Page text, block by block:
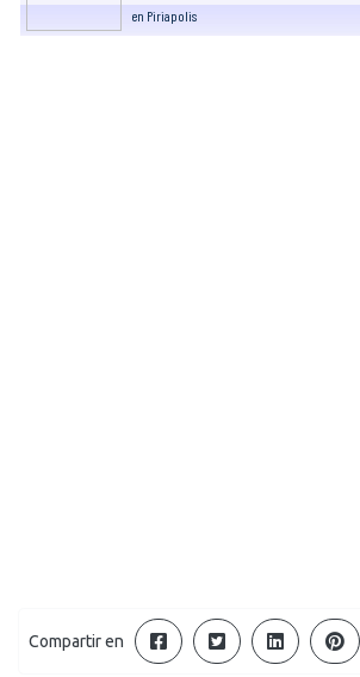
en Piriapolis
Compartir en